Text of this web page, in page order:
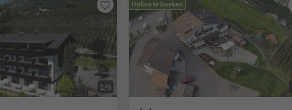
1/6
Online te boeken